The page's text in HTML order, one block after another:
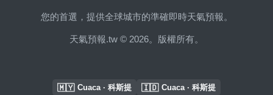
您的首選，提供全球城市的準確即時天氣預報。
天氣預報.tw © 2026。版權所有。
🇲🇾 Cuaca · 科斯提 🇮🇩 Cuaca · 科斯提